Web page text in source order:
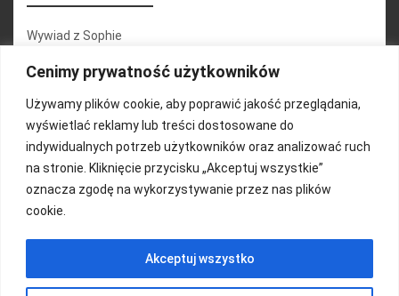
Cenimy prywatność użytkowników
Używamy plików cookie, aby poprawić jakość przeglądania,
wyświetlać reklamy lub treści dostosowane do
indywidualnych potrzeb użytkowników oraz analizować ruch
na stronie. Kliknięcie przycisku „Akceptuj wszystkie”
oznacza zgodę na wykorzystywanie przez nas plików
cookie.
Akceptuj wszystko
Wywiad z Sophie
Konferencja 2.1
Martyna Wojciechowska
Relacja zdjęciowa 25.09.2024r (cz.2)
Wywiady z uczestnikami
FUNDACJA KOLOROWO